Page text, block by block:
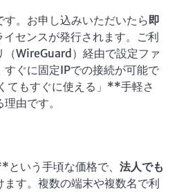
。お申し込みいただいたら即
センスが発行されます。ご利
（WireGuard）経由で設定ファ
すぐに固定IPでの接続が可能で
てもすぐに使える」**手軽さ
由です。
いう手頃な価格で、 法人でも
ます。複数の端末や複数名で利